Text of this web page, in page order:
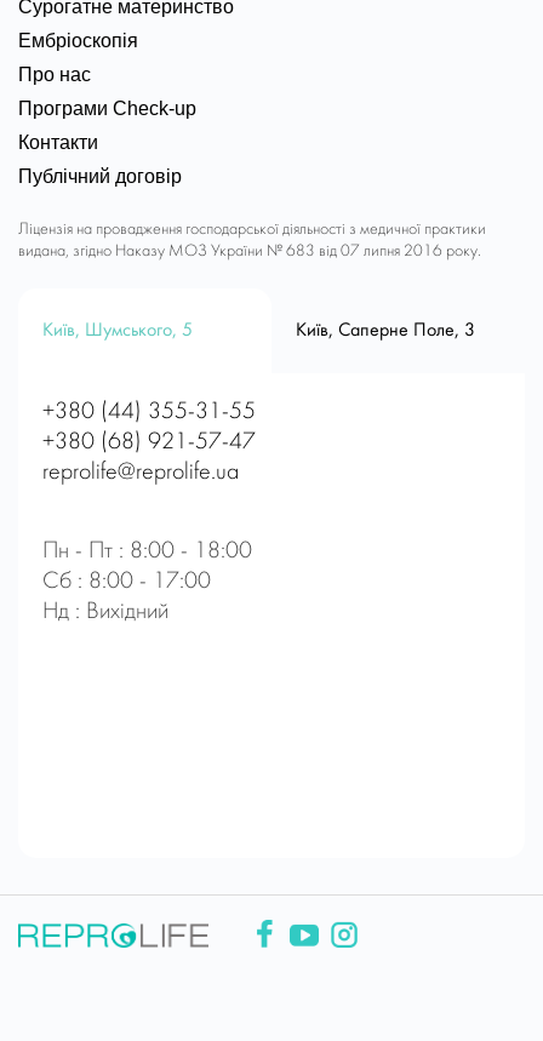
Сурогатне материнство
Ембріоскопія
Про нас
Програми Check-up
Контакти
Публічний договір
Ліцензія на провадження господарської діяльності з медичної практики
видана, згідно Наказу МОЗ України № 683 від 07 липня 2016 року.
Київ, Шумського, 5 Київ, Саперне Поле, 3
+380 (44) 355-31-55
+380 (68) 921-57-47
reprolife@reprolife.ua
Пн - Пт : 8:00 - 18:00
Сб : 8:00 - 17:00
Нд : Вихідний